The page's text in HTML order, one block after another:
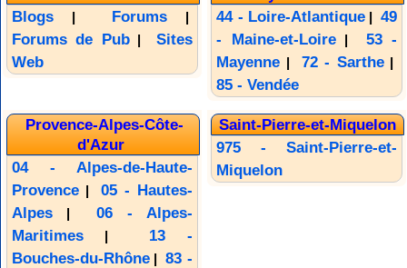
Blogs| Forums|
Forums de Pub| Sites
Web
44 - Loire-Atlantique |49
- Maine-et-Loire| 53 -
Mayenne | 72 - Sarthe|
85 - Vendée
Provence-Alpes-Côte-
d'Azur
04 - Alpes-de-Haute-
Provence|05 - Hautes-
Alpes|06 - Alpes-
Maritimes| 13 -
Bouches-du-Rhône|83 -
Saint-Pierre-et-Miquelon
975 - Saint-Pierre-et-
Miquelon